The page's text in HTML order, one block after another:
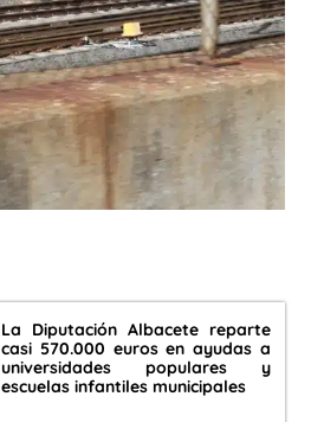
La Diputación Albacete reparte
casi 570.000 euros en ayudas a
universidades populares y
escuelas infantiles municipales